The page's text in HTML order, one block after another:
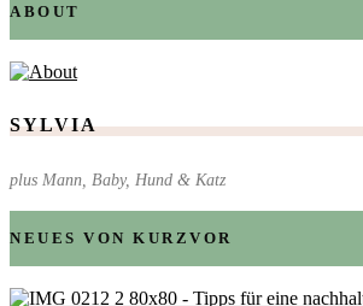
ABOUT
SYLVIA
plus Mann, Baby, Hund & Katz
NEUES VON KURZVOR